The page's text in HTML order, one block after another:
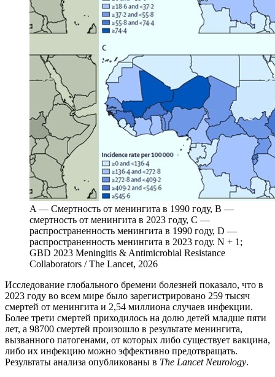
A — Смертность от менингита в 1990 году, B —
смертность от менингита в 2023 году, C —
распространенность менингита в 1990 году, D —
распространенность менингита в 2023 году. N + 1;
GBD 2023 Meningitis & Antimicrobial Resistance
Collaborators / The Lancet, 2026
Исследование глобального бремени болезней показало, что в
2023 году во всем мире было зарегистрировано 259 тысяч
смертей от менингита и 2,54 миллиона случаев инфекции.
Более трети смертей приходилось на долю детей младше пяти
лет, а 98700 смертей произошло в результате менингита,
вызванного патогенами, от которых либо существует вакцина,
либо их инфекцию можно эффективно предотвращать.
Результаты анализа опубликованы в The Lancet Neurology.